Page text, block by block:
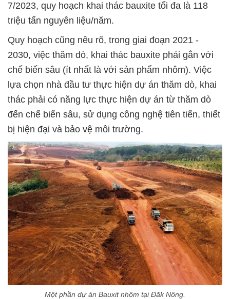
7/2023, quy hoạch khai thác bauxite tối đa là 118
triệu tấn nguyên liệu/năm.
Quy hoạch cũng nêu rõ, trong giai đoạn 2021 -
2030, việc thăm dò, khai thác bauxite phải gắn với
chế biến sâu (ít nhất là với sản phẩm nhôm). Việc
lựa chọn nhà đầu tư thực hiện dự án thăm dò, khai
thác phải có năng lực thực hiện dự án từ thăm dò
đến chế biến sâu, sử dụng công nghệ tiên tiến, thiết
bị hiện đại và bảo vệ môi trường.
Một phần dự án Bauxit nhôm tại Đăk Nông.